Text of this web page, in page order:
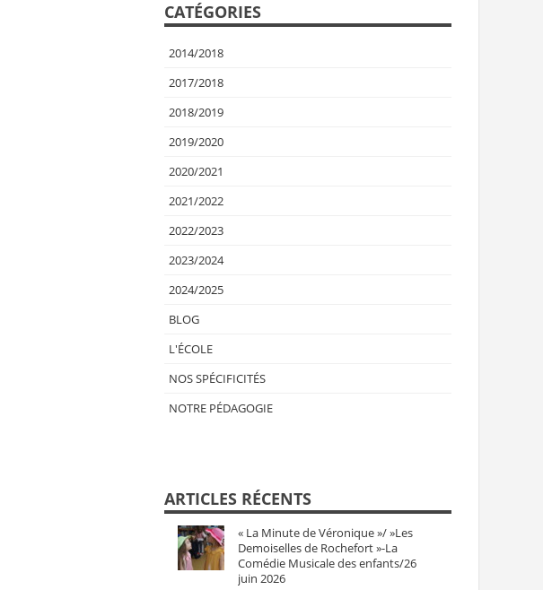
CATÉGORIES
2014/2018
2017/2018
2018/2019
2019/2020
2020/2021
2021/2022
2022/2023
2023/2024
2024/2025
BLOG
L'ÉCOLE
NOS SPÉCIFICITÉS
NOTRE PÉDAGOGIE
ARTICLES RÉCENTS
« La Minute de Véronique »/ »Les
Demoiselles de Rochefort »-La
Comédie Musicale des enfants/26
juin 2026